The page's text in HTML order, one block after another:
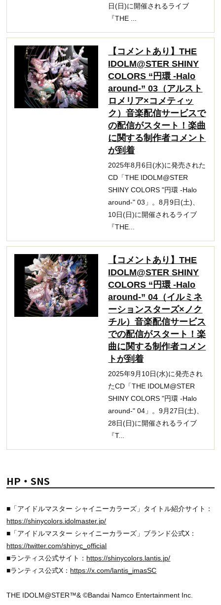
日(日)に開催されるライブ
『THE ...
【コメントあり】THE
IDOLM@STER SHINY
COLORS “円環 -Halo
around-” 03（アルスト
ロメリア×コメティッ
ク）音楽配信サービスで
の配信がスタート！楽曲
に関する制作者コメント
が到着
2025年8月6日(水)に発売された
CD「THE IDOLM@STER
SHINY COLORS "円環 -Halo
around-" 03」。8月9日(土)、
10日(日)に開催されるライブ
『THE...
【コメントあり】THE
IDOLM@STER SHINY
COLORS “円環 -Halo
around-” 04（イルミネ
ーションスターズ×ノク
チル）音楽配信サービス
での配信がスタート！楽
曲に関する制作者コメン
トが到着
2025年9月10日(水)に発売され
たCD「THE IDOLM@STER
SHINY COLORS "円環 -Halo
around-" 04」。9月27日(土)、
28日(日)に開催されるライブ
『T...
HP・SNS
■「アイドルマスター シャイニーカラーズ」タイトル紹介サイト：
https://shinycolors.idolmaster.jp/
■「アイドルマスター シャイニーカラーズ」ブランド公式X：
https://twitter.com/shinyc_official
■ランティス公式サイト： https://shinycolors.lantis.jp/
■ランティス公式X： https://x.com/lantis_imasSC
THE IDOLM@STER™& ©Bandai Namco Entertainment Inc.